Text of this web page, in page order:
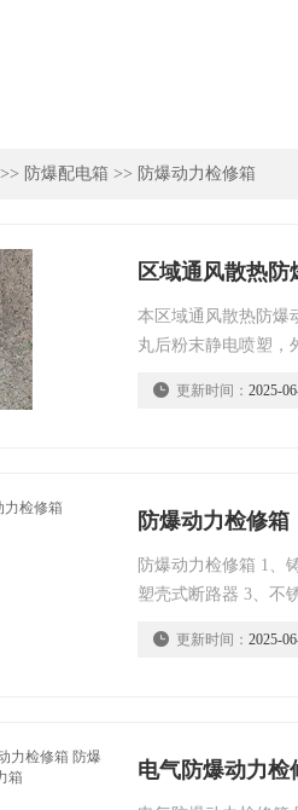
>> 防爆配电箱 >> 防爆动力检修箱
区域通风散热
本区域通风散热防爆
丸后粉末静电喷塑，
各种回路可以自由
更新时间： 2025-
防爆动力检修箱
防爆动力检修箱 1、
塑壳式断路器 3、不
更新时间： 2025-
电气防爆动力检